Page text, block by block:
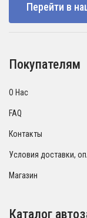
Перейти в
Покупателям
О Нас
FAQ
Контакты
Условия доставки,
Магазин
Каталог